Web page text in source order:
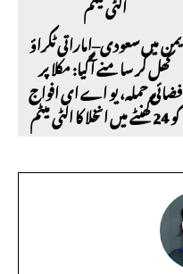
یمن میں سعودی–اماراتی ٹکراؤ
کھل کر سامنے آ گیا: مکلا پر
فضائی حملہ، یو اے ای افواج
کو 24 گھنٹے میں انخلا کا الٹی میٹم